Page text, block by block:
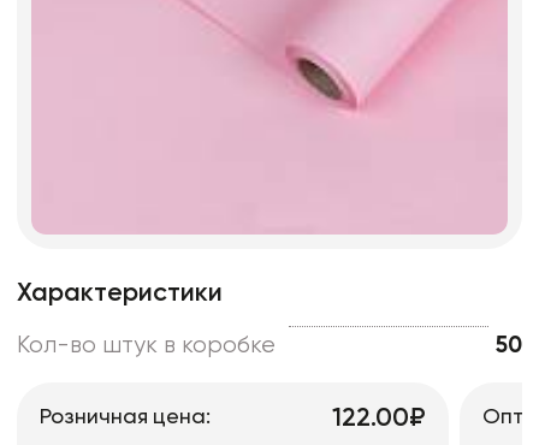
Характеристики
Кол-во штук в коробке 50
Розничная цена: 122.00₽